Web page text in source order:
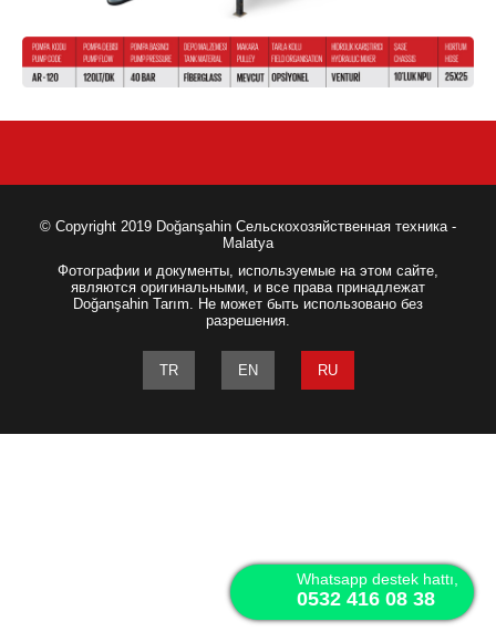
© Copyright 2019 Doğanşahin Сельскохозяйственная техника -
Malatya
Фотографии и документы, используемые на этом сайте,
являются оригинальными, и все права принадлежат
Doğanşahin Tarım. Не может быть использовано без
разрешения.
TR EN RU
Whatsapp destek hattı,
0532 416 08 38